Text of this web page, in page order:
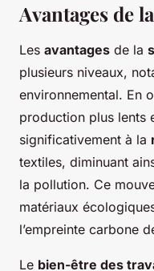
Avantages de
Les avantages de la
plusieurs niveaux,
environnemental. En
production plus lents
significativement à la
textiles, diminuant
la pollution. Ce
matériaux
l’empreinte carbone
Le bien-être des